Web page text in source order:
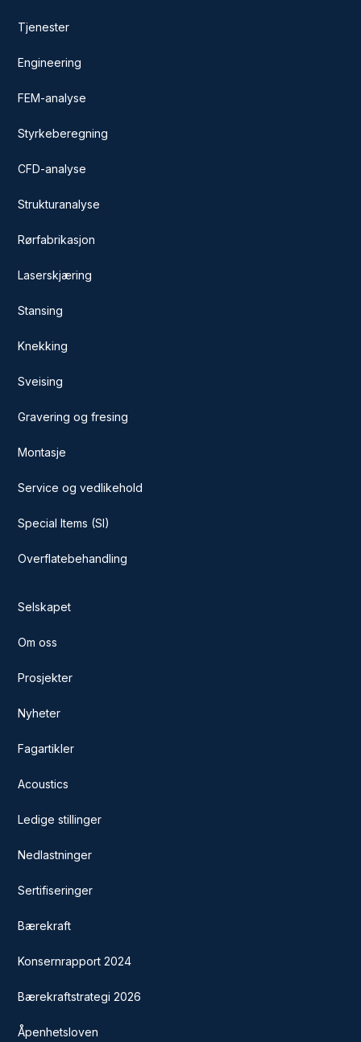
Tjenester
Engineering
FEM-analyse
Styrkeberegning
CFD-analyse
Strukturanalyse
Rørfabrikasjon
Laserskjæring
Stansing
Knekking
Sveising
Gravering og fresing
Montasje
Service og vedlikehold
Special Items (SI)
Overflatebehandling
Selskapet
Om oss
Prosjekter
Nyheter
Fagartikler
Acoustics
Ledige stillinger
Nedlastninger
Sertifiseringer
Bærekraft
Konsernrapport 2024
Bærekraftstrategi 2026
Åpenhetsloven